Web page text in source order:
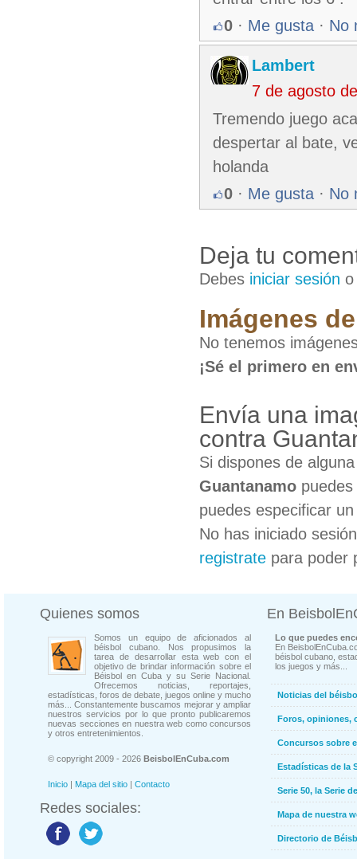
0 · Me gusta · No
Lambert
7 de agosto
Tremendo juego
despertar al bate,
holanda
0 · Me gusta · No
Deja tu
Debes iniciar sesión
Imágenes
No tenemos
¡Sé el primero en
Envía una
contra
Si dispones de
Guantanamo
puedes especificar
No has iniciado
registrate para poder
Quienes somos
Somos un equipo de aficionados al
béisbol cubano. Nos propusimos la
tarea de desarrollar esta web con el
objetivo de brindar información sobre el
Béisbol en Cuba y su Serie Nacional.
Ofrecemos noticias, reportajes,
estadísticas, foros de debate, juegos online y mucho
más... Constantemente buscamos mejorar y ampliar
nuestros servicios por lo que pronto publicaremos
nuevas secciones en nuestra web como concursos
y otros entretenimientos.
© copyright 2009 - 2026 BeisbolEnCuba.com
Inicio | Mapa del sitio | Contacto
Redes sociales:
En
Lo que puedes
En
béisbol cubano,
los juegos y más...
Noticias del
Foros, opiniones,
Concursos sobre
Estadísticas de la
Serie 50, la Serie
Mapa de nuestra
Directorio de